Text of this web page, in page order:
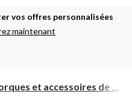
vos offres personnalisées
maintenant
et accessoires de ...